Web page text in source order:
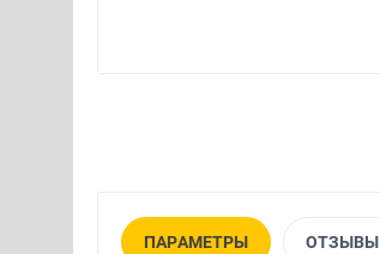
ПАРАМЕТРЫ ОТЗЫВЫ